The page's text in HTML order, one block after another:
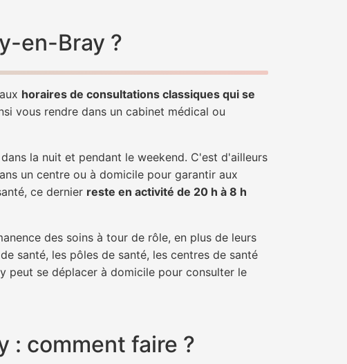
en-Bray ?
horaires de consultations classiques qui se
vous rendre dans un cabinet médical ou
la nuit et pendant le weekend. C'est d'ailleurs
un centre ou à domicile pour garantir aux
ce dernier reste en activité de 20 h à 8 h
des soins à tour de rôle, en plus de leurs
santé, les pôles de santé, les centres de santé
peut se déplacer à domicile pour consulter le
: comment faire ?